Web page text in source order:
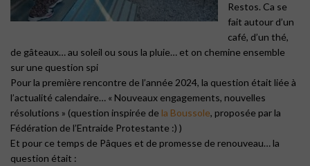
Restos. Ca se
fait autour d’un
café, d’un thé,
de gâteaux… au soleil ou sous la pluie… et on chemine ensemble
sur une question spi
Pour la première rencontre de l’année 2024, la question était liée à
l’actualité calendaire… « Nouveaux engagements, nouvelles
résolutions » (question inspirée de la Boussole, proposée par la
Fédération de l’Entraide Protestante :) )
Et pour ce temps de Pâques et de promesse de renouveau… la
question était :